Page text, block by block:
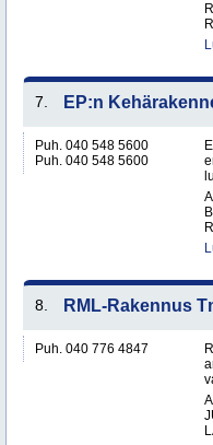
7. EP:n
Puh. 040 548 5600
Puh. 040 548 5600
8. RML-Rakennus
Puh. 040 776 4847